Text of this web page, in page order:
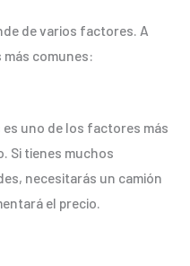
de varios factores. A
comunes:
uno de los factores más
Si tienes muchos
necesitarás un camión
el precio.